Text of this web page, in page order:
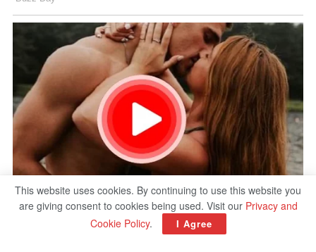
This website uses cookies. By continuing to use this website you
are giving consent to cookies being used. Visit our Privacy and
Cookie Policy. I Agree